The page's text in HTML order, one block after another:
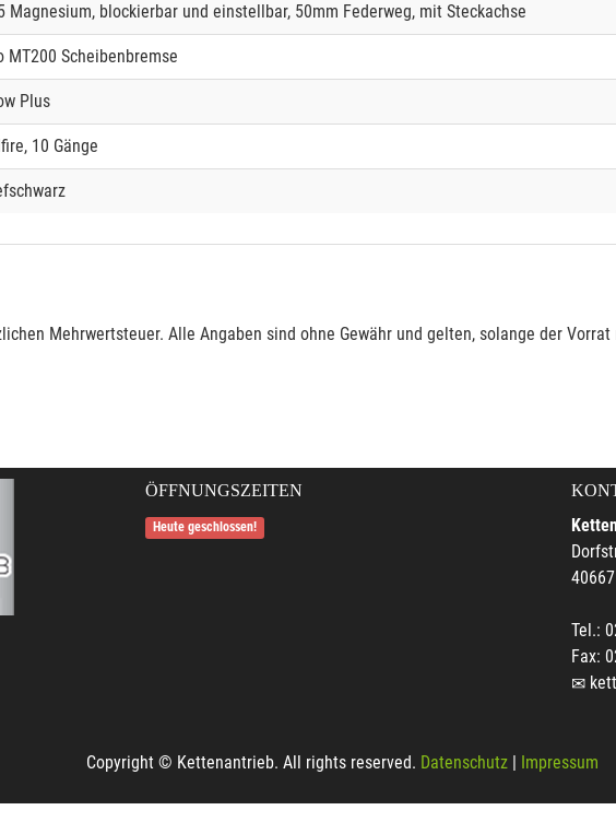
Magnesium, blockierbar und einstellbar, 50mm Federweg, mit Steckachse
MT200 Scheibenbremse
Plus
10 Gänge
Mehrwertsteuer. Alle Angaben sind ohne Gewähr und gelten, solange der Vorrat
ÖFFNUNGSZEITEN
Heute geschlossen!
Tel.:
Fax:
Copyright © Kettenantrieb. All rights reserved. Datenschutz| Impressum